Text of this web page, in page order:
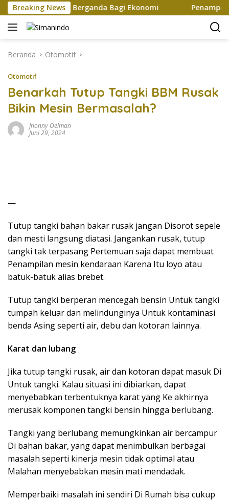
Langsung
ke
konten
Breaking News
Efek Berganda Bagi Ekonomi Penampilan dan
Beranda Otomotif
Otomotif
Benarkah Tutup Tangki BBM Rusak
Bikin Mesin Bermasalah?
Jhonny Oelman
Juni 29, 2024
—
Tutup tangki bahan bakar rusak jangan Disorot sepele
dan mesti langsung diatasi. Jangankan rusak, tutup
tangki tak terpasang Pertemuan saja dapat membuat
Penampilan mesin kendaraan Karena Itu loyo atau
batuk-batuk alias brebet.
Tutup tangki berperan mencegah bensin Untuk tangki
tumpah keluar dan melindunginya Untuk kontaminasi
benda Asing seperti air, debu dan kotoran lainnya.
Karat dan lubang
Jika tutup tangki rusak, air dan kotoran dapat masuk Di
Untuk tangki. Kalau situasi ini dibiarkan, dapat
menyebabkan terbentuknya karat yang Ke akhirnya
merusak komponen tangki bensin hingga berlubang.
Tangki yang berlubang memungkinkan air bercampur
Di bahan bakar, yang dapat menimbulkan berbagai
masalah seperti kinerja mesin tidak optimal atau
Malahan menyebabkan mesin mati mendadak.
Memperbaiki masalah ini sendiri Di Rumah bisa cukup